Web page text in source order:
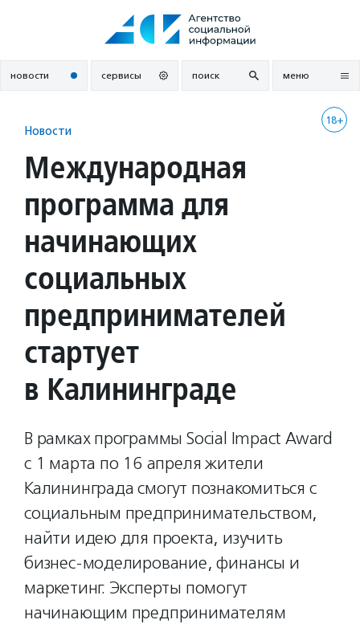
новости сервисы поиск меню
18+
Новости
Международная
программа для
начинающих
социальных
предпринимателей
стартует
в Калининграде
В рамках программы Social Impact Award
с 1 марта по 16 апреля жители
Калининграда смогут познакомиться с
социальным предпринимательством,
найти идею для проекта, изучить
бизнес-моделирование, финансы и
маркетинг. Эксперты помогут
начинающим предпринимателям